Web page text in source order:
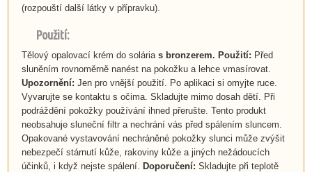
(rozpouští další látky v přípravku).
Použití:
Tělový opalovací krém do solária s bronzerem. Použití: Před
sluněním rovnoměrně nanést na pokožku a lehce vmasírovat.
Upozornění: Jen pro vnější použití. Po aplikaci si omyjte ruce.
Vyvarujte se kontaktu s očima. Skladujte mimo dosah dětí. Při
podráždění pokožky používání ihned přerušte. Tento produkt
neobsahuje sluneční filtr a nechrání vás před spálením sluncem.
Opakované vystavování nechráněné pokožky slunci může zvýšit
nebezpečí stárnutí kůže, rakoviny kůže a jiných nežádoucích
účinků, i když nejste spálení.
Doporučení: Skladujte při teplotě